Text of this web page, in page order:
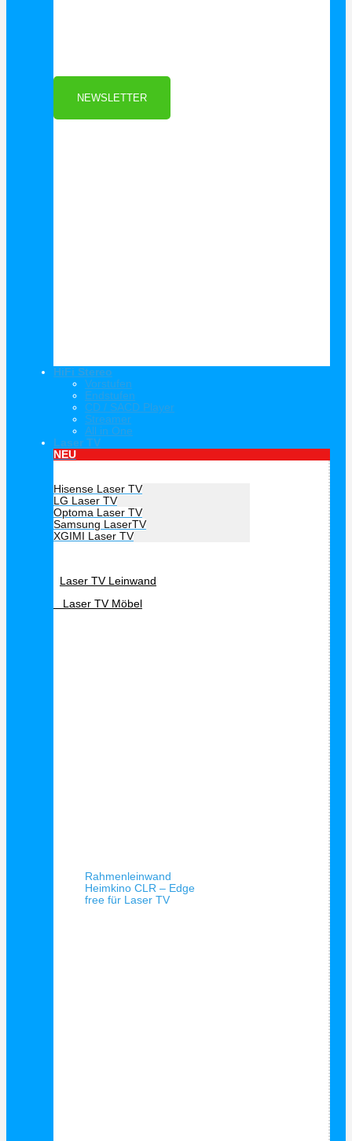
Als Danke schön für Ihre Anmeldung
NEWSLETTER
HiFi Stereo
Vorstufen
Endstufen
CD / SACD Player
Streamer
All in One
Laser TV
NEU
Hisense Laser TV
LG Laser TV
Optoma Laser TV
Samsung LaserTV
XGIMI Laser TV
Laser TV Leinwand
Laser TV Möbel
Rahmenleinwand
Heimkino CLR – Edge
free für Laser TV